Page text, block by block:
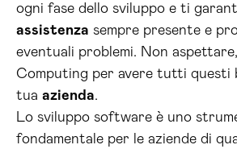
ogni fase dello sviluppo e ti
assistenza sempre presente e
eventuali problemi. Non
Computing per avere tutti questi
tua azienda.
Lo sviluppo software è uno
fondamentale per le aziende di